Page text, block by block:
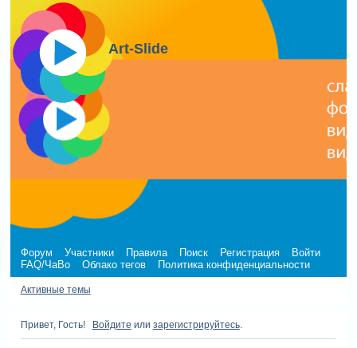
Art-Slide
Форум Участники Правила Поиск Регистрация
Войти
FAQ/ЧаВо
Облако тегов Политика конфиденциальности
Активные темы
Привет, Гость! Войдите или зарегистрируйтесь.